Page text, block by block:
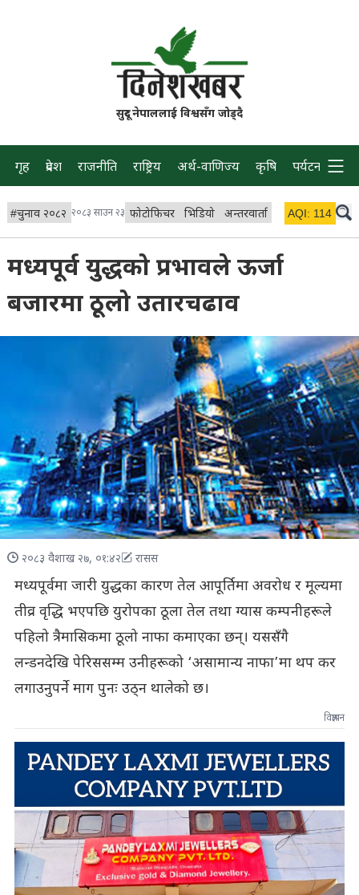
सुदूर नेपाललाई विश्वसँग जोड्दै
गृह प्रदेश राजनीति राष्ट्रिय अर्थ-वाणिज्य कृषि पर्यटन प्रवास
#चुनाव २०८२ २०८३ साउन २३ फोटोफिचर भिडियो अन्तरवार्ता विचार/ब्लग
AQI: 114
मध्यपूर्व युद्धको प्रभावले ऊर्जा
बजारमा ठूलो उतारचढाव
२०८३ वैशाख २७, ०१:४२ रासस
मध्यपूर्वमा जारी युद्धका कारण तेल आपूर्तिमा अवरोध र मूल्यमा
तीव्र वृद्धि भएपछि युरोपका ठूला तेल तथा ग्यास कम्पनीहरूले
पहिलो त्रैमासिकमा ठूलो नाफा कमाएका छन्। यससँगै
लन्डनदेखि पेरिससम्म उनीहरूको ‘असामान्य नाफा’मा थप कर
लगाउनुपर्ने माग पुनः उठ्न थालेको छ।
विज्ञापन